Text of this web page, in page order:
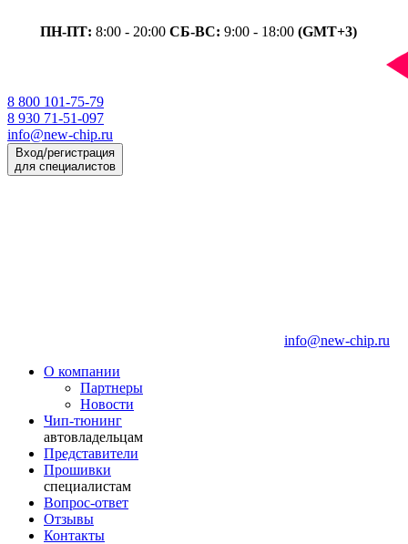
ПН-ПТ: 8:00 - 20:00 СБ-ВС: 9:00 - 18:00 (GMT+3)
8 800 101-75-79
8 930 71-51-097
info@new-chip.ru
Вход/регистрация
для специалистов
info@new-chip.ru
О компании
Партнеры
Новости
Чип-тюнинг
автовладельцам
Представители
Прошивки
специалистам
Вопрос-ответ
Отзывы
Контакты